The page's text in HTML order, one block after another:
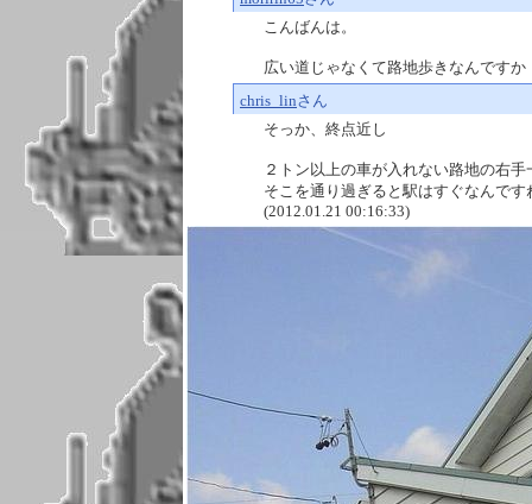
こんばんは。
広い道じゃなくて路地歩きなんですか
chris_linさん
そっか、終点近し
２トン以上の車が入れない路地の右
そこを通り過ぎると駅はすぐなんです
(2012.01.21 00:16:33)